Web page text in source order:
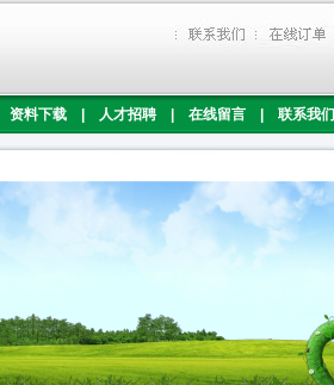
资料下载 人才招聘 在线留言 联系我们